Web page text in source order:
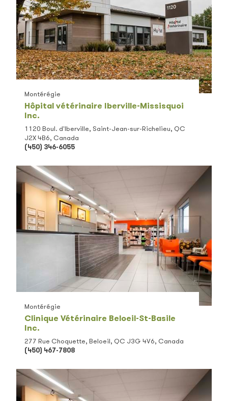
Hôpital vétérinaire Iberville-Missisquoi
Inc.
Montérégie
1120 Boul. d'Iberville, Saint-Jean-sur-Richelieu, QC
J2X 4B6, Canada
(450) 346-6055
Clinique Vétérinaire Beloeil-St-Basile
Inc.
Montérégie
277 Rue Choquette, Beloeil, QC J3G 4V6, Canada
(450) 467-7808